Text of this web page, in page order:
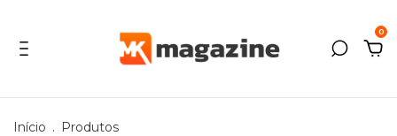
0
Início . Produtos